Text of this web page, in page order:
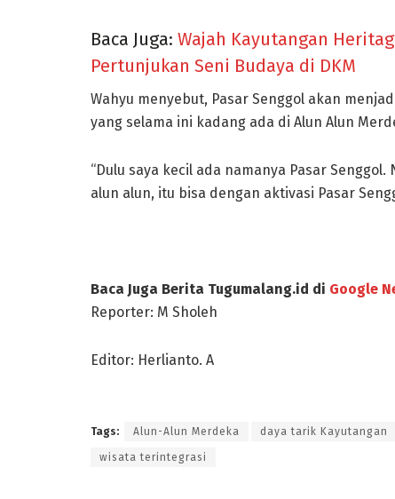
Baca Juga: Wajah Kayutangan
Pertunjukan Seni Budaya di DKM
Wahyu menyebut, Pasar Senggol akan
yang selama ini kadang ada di Alun Alun
“Dulu saya kecil ada namanya Pasar
alun alun, itu bisa dengan aktivasi Pasar
Baca Juga Berita Tugumalang.id di Google
Reporter: M Sholeh
Editor: Herlianto. A
Tags: Alun-Alun Merdeka daya tarik Kayutangan
wisata terintegrasi